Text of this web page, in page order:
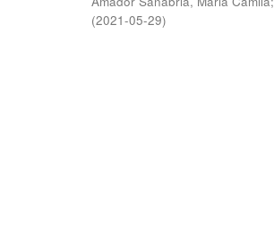
(2021-05-29)